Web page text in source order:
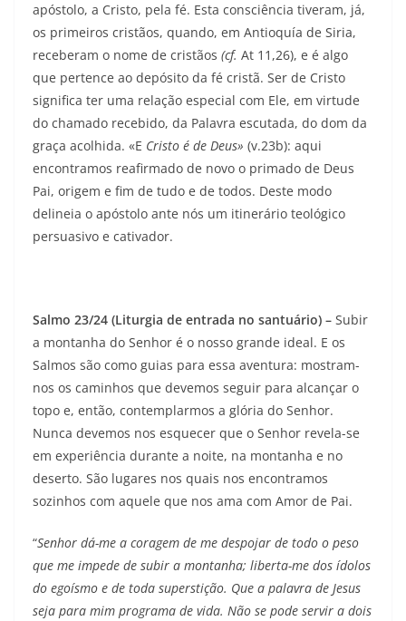
apóstolo, a Cristo, pela fé. Esta consciência tiveram, já,
os pri­meiros cristãos, quando, em Antioquía de Siria,
recebe­ram o nome de cristãos (cf. At 11,26), e é algo
que pertence ao depósito da fé cristã. Ser de Cris­to
significa ter uma relação especial com Ele, em virtude
do chamado recebido, da Palavra escutada, do dom da
graça acolhida. «E Cristo é de Deus» (v.23b): aqui
encontramos reafirmado de novo o primado de Deus
Pai, origem e fim de tudo e de todos. Deste modo
delineia o apóstolo ante nós um itinerário teológico
persuasivo e cativador.
Salmo 23/24 (Liturgia de entrada no santuário) – Subir
a montanha do Senhor é o nosso grande ideal. E os
Salmos são como guias para essa aventura: mostram-
nos os caminhos que devemos seguir para alcançar o
topo e, então, contemplarmos a glória do Senhor.
Nunca devemos nos esquecer que o Senhor revela-se
em experiência durante a noite, na montanha e no
deserto. São lugares nos quais nos encontramos
sozinhos com aquele que nos ama com Amor de Pai.
“Senhor dá-me a coragem de me despojar de todo o peso
que me impede de subir a montanha; liberta-me dos ídolos
do egoísmo e de toda superstição. Que a palavra de Jesus
seja para mim programa de vida. Não se pode servir a dois